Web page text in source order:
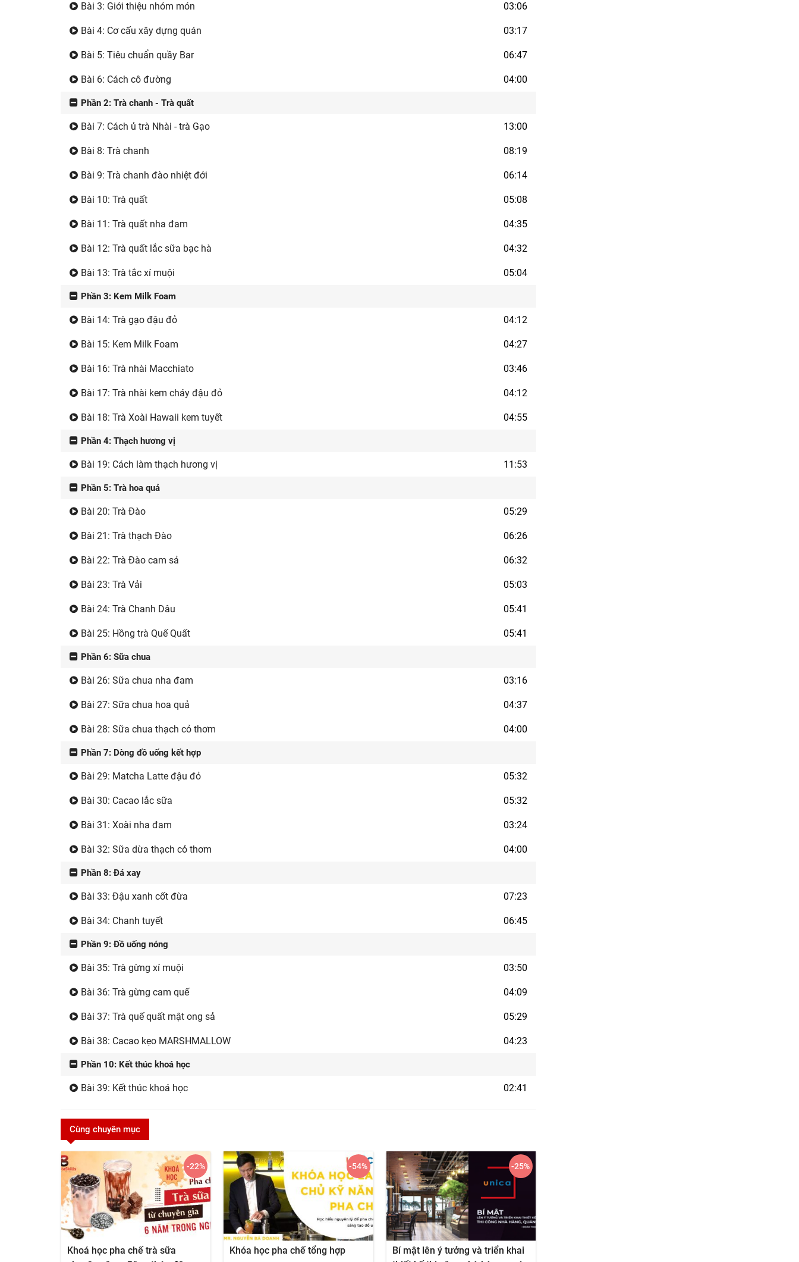
Bài 3: Giới thiệu nhóm món 03:06
Bài 4: Cơ cấu xây dựng quán 03:17
Bài 5: Tiêu chuẩn quầy Bar 06:47
Bài 6: Cách cô đường 04:00
Phần 2: Trà chanh - Trà quất
Bài 7: Cách ủ trà Nhài - trà Gạo 13:00
Bài 8: Trà chanh 08:19
Bài 9: Trà chanh đào nhiệt đới 06:14
Bài 10: Trà quất 05:08
Bài 11: Trà quất nha đam 04:35
Bài 12: Trà quất lắc sữa bạc hà 04:32
Bài 13: Trà tắc xí muội 05:04
Phần 3: Kem Milk Foam
Bài 14: Trà gạo đậu đỏ 04:12
Bài 15: Kem Milk Foam 04:27
Bài 16: Trà nhài Macchiato 03:46
Bài 17: Trà nhài kem cháy đậu đỏ 04:12
Bài 18: Trà Xoài Hawaii kem tuyết 04:55
Phần 4: Thạch hương vị
Bài 19: Cách làm thạch hương vị 11:53
Phần 5: Trà hoa quả
Bài 20: Trà Đào 05:29
Bài 21: Trà thạch Đào 06:26
Bài 22: Trà Đào cam sả 06:32
Bài 23: Trà Vải 05:03
Bài 24: Trà Chanh Dâu 05:41
Bài 25: Hồng trà Quế Quất 05:41
Phần 6: Sữa chua
Bài 26: Sữa chua nha đam 03:16
Bài 27: Sữa chua hoa quả 04:37
Bài 28: Sữa chua thạch cỏ thơm 04:00
Phần 7: Dòng đồ uống kết hợp
Bài 29: Matcha Latte đậu đỏ 05:32
Bài 30: Cacao lắc sữa 05:32
Bài 31: Xoài nha đam 03:24
Bài 32: Sữa dừa thạch cỏ thơm 04:00
Phần 8: Đá xay
Bài 33: Đậu xanh cốt đừa 07:23
Bài 34: Chanh tuyết 06:45
Phần 9: Đồ uống nóng
Bài 35: Trà gừng xí muội 03:50
Bài 36: Trà gừng cam quế 04:09
Bài 37: Trà quế quất mật ong sả 05:29
Bài 38: Cacao kẹo MARSHMALLOW 04:23
Phần 10: Kết thúc khoá học
Bài 39: Kết thúc khoá học 02:41
Cùng chuyên mục
Khoá học pha chế trà sữa
-22%
Khóa học pha chế tổng hợp
-54%
Bí mật lên ý tưởng và triển khai
-25%